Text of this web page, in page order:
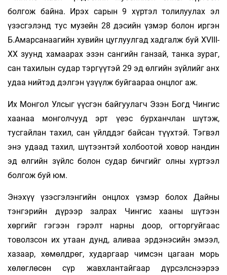
болгож байна. Ирэх сарын 9 хүртэл толилуулах эл
үзэсгэлэнд тус музейн 28 дэсийн үзмэр болон иргэн
Б.Амарсанаагийн хувийн цуглуулгад хадгалж буй XVIII-
XX зуунд хамаарах эзэн сангийн ганзай, танка зураг,
сан тахилын судар тэргүүтэй 29 эд өлгийн зүйлийг анх
удаа нийтэд дэлгэн үзүүлж буйгаараа онцлог аж.
Их Монгол Улсыг үүсгэн байгуулагч Эзэн Богд Чингис
хаанаа монголчууд эрт үеэс бурханчлан шүтэж,
тусгайлан тахил, сан үйлддэг байсан түүхтэй. Тэгвэл
энэ удаад тахил, шүтээнтэй холбоотой ховор нандин
эд өлгийн зүйлс болон судар бичгийг олны хүртээл
болгож буй юм.
Энэхүү үзэсгэлэнгийн онцлох үзмэр болох Дайны
тэнгэрийн дүрээр залрах Чингис хааны шүтээн
хөргийг гэгээн гэрэлт нарны доор, огторгуйгаас
товолзсон их утаан дунд, аливаа эрдэнэсийн эмээл,
хазаар, хөмөлдрөг, хударгаар чимсэн цагаан морь
хөлөглөсөн сүр жавхлантайгаар дүрсэлснээрээ